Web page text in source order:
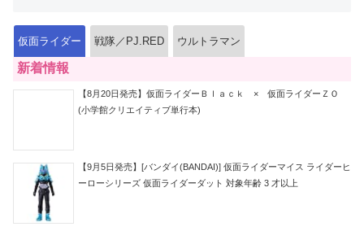
仮面ライダー 戦隊／PJ.RED ウルトラマン
新着情報
【8月20日発売】仮面ライダーＢｌａｃｋ × 仮面ライダーＺＯ
(小学館クリエイティブ単行本)
【9月5日発売】[バンダイ(BANDAI)] 仮面ライダーマイス ライダーヒ
ーローシリーズ 仮面ライダーダット 対象年齢 3 才以上